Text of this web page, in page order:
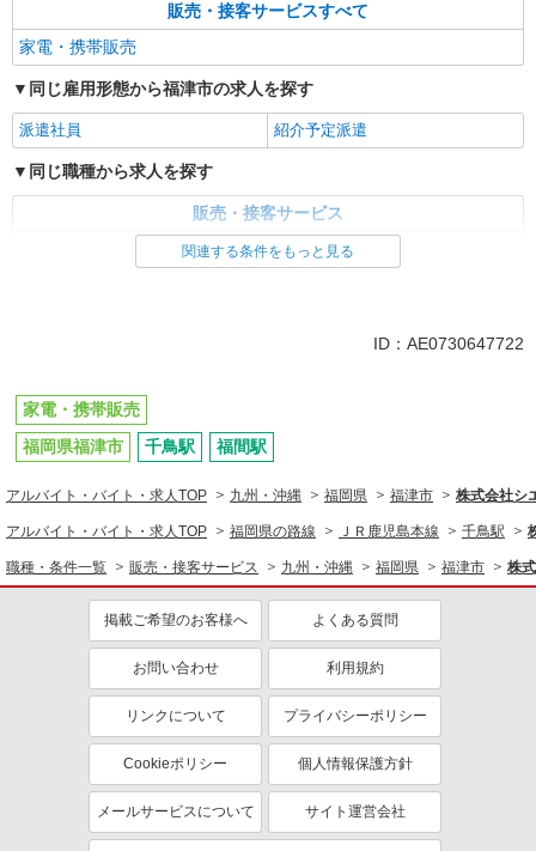
販売・接客サービスすべて
家電・携帯販売
同じ雇用形態から福津市の求人を探す
派遣社員 紹介予定派遣
同じ職種から求人を探す
販売・接客サービス
関連する条件をもっと見る
ID：AE0730647722
家電・携帯販売
福岡県福津市
千鳥駅 福間駅
アルバイト・バイト・求人TOP 九州・沖縄 福岡県 福津市 株式会社シ
アルバイト・バイト・求人TOP 福岡県の路線 ＪＲ鹿児島本線 千鳥駅
職種・条件一覧 販売・接客サービス 九州・沖縄 福岡県 福津市 株
掲載ご希望のお客様へ よくある質問
お問い合わせ 利用規約
リンクについて プライバシーポリシー
Cookieポリシー 個人情報保護方針
メールサービスについて サイト運営会社